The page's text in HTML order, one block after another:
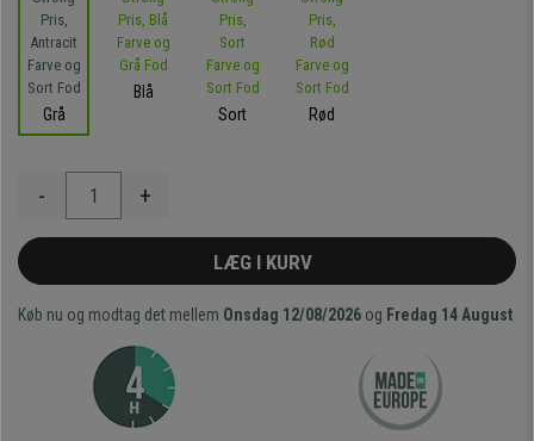
Grå
Blå
Sort
Rød
- +
LÆG I KURV
Køb nu og modtag det mellem Onsdag 12/08/2026 og Fredag 14 August